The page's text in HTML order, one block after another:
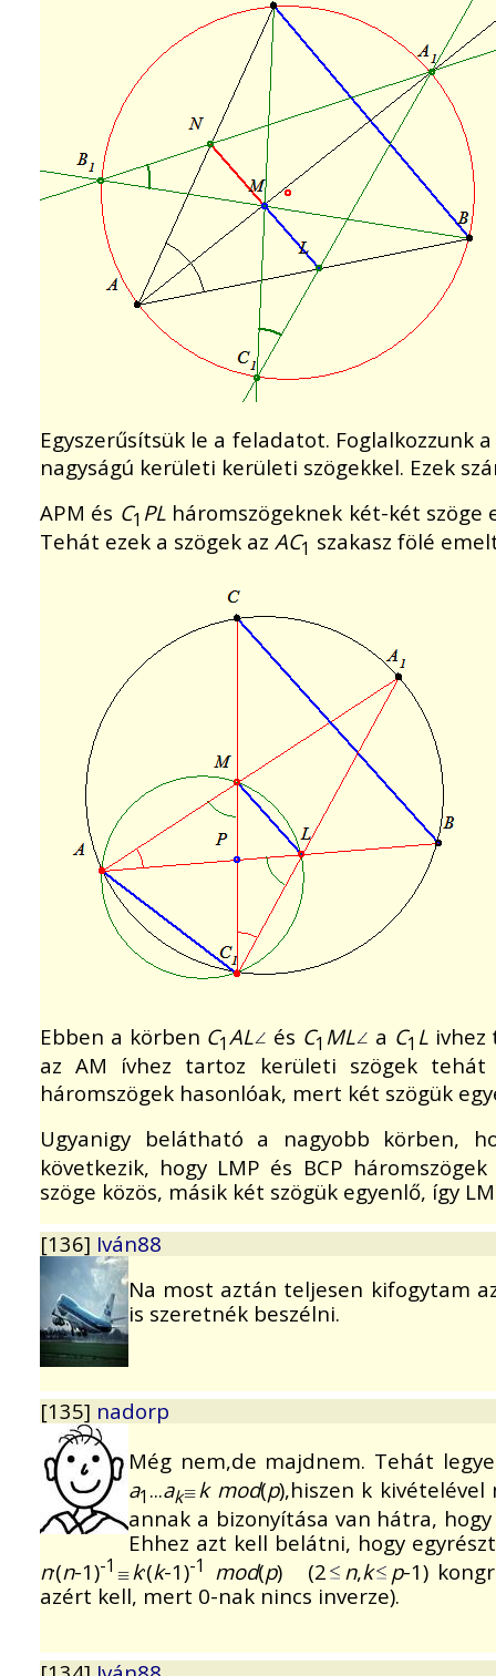
Egyszerűsítsük le a feladatot. Foglalkozzunk
nagyságú kerületi kerületi szögekkel. Ezek
APM és C1 PLháromszögeknek két-két szöge
Tehát ezek a szögek az AC1 szakasz fölé
Ebben a körben C1AL és C1 ML a C1 Livhez
az AM ívhez tartoz kerületi szögek
háromszögek hasonlóak, mert két szögük
Ugyanigy belátható a nagyobb körben,
következik, hogy LMP és BCP
szöge közös, másik két szögük egyenlő, így
[136] Iván88
Na most aztán teljesen kifogytam
is szeretnék beszélni.
[135] nadorp
Még nem,de majdnem. Tehát
a1 ...ak k mod(p),hiszen k
annak a bizonyítása van hátra,
Ehhez azt kell belátni, hogy
n.(n-1)-1 k.(k-1)-1 mod(p) (2 n,k p-1)
azért kell, mert 0-nak nincs inverze).